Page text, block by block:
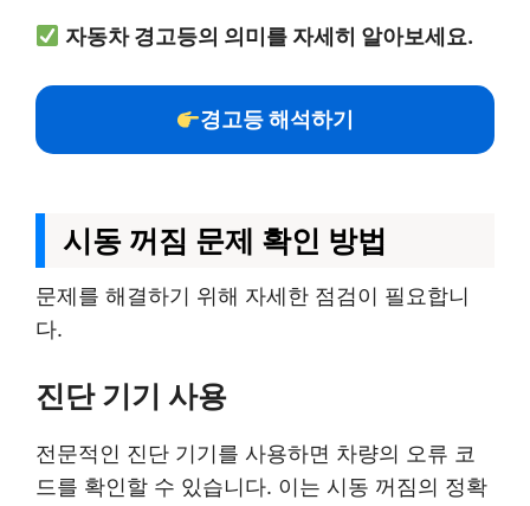
자동차 경고등의 의미를 자세히 알아보세요.
경고등 해석하기
시동 꺼짐 문제 확인 방법
문제를 해결하기 위해 자세한 점검이 필요합니
다.
진단 기기 사용
전문적인 진단 기기를 사용하면 차량의 오류 코
드를 확인할 수 있습니다. 이는 시동 꺼짐의 정확